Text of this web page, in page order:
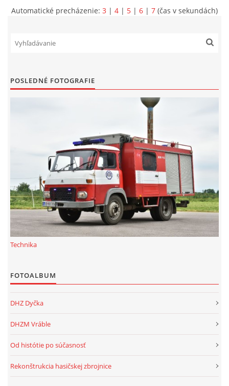
KONTAKTY
© 2026 eStránky.sk|Aktualizované 22. 7. 2026|Hore ↑
Automatické precházenie: 3 | 4 | 5 | 6 | 7 (čas v sekundách)
POSLEDNÉ FOTOGRAFIE
Technika
FOTOALBUM
DHZ Dyčka
DHZM Vráble
Od histótie po súčasnosť
Rekonštrukcia hasičskej zbrojnice